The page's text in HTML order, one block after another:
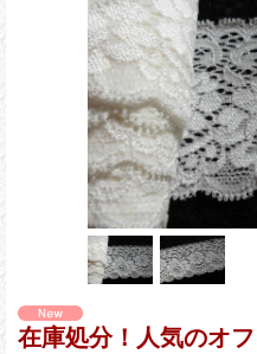
在庫処分！人気のオ